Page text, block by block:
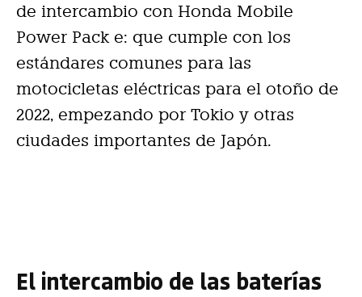
de intercambio con Honda Mobile
Power Pack e: que cumple con los
estándares comunes para las
motocicletas eléctricas para el otoño de
2022, empezando por Tokio y otras
ciudades importantes de Japón.
El intercambio de las baterías